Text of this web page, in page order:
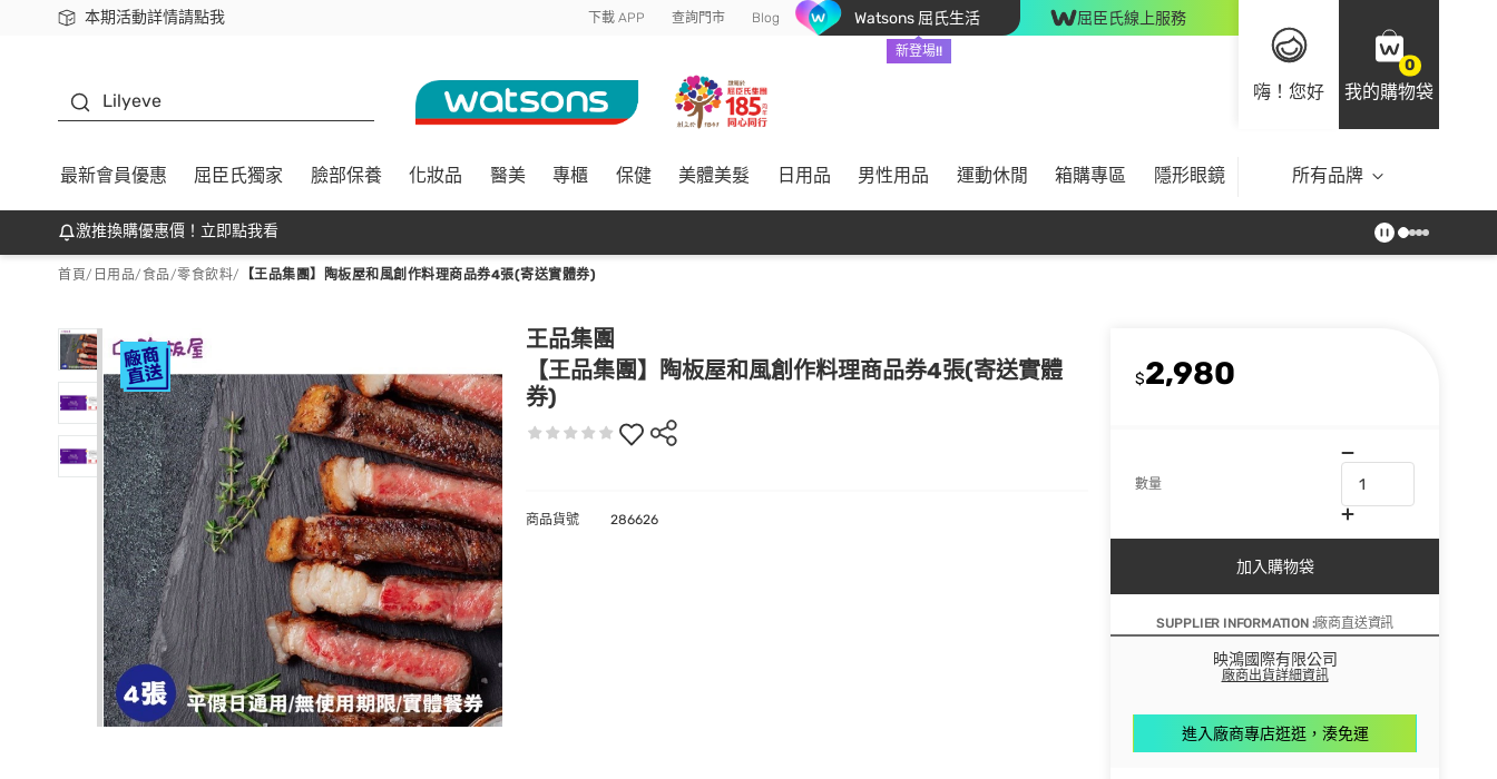
本期活動詳情請點我
下載app最高回饋$350 下載 APP 查詢門市 Blog Watsons 屈氏生活
新登場!!
屈臣氏線上服務
嗨！您好
0
我的購物袋
Lilyeve
最新會員優惠 屈臣氏獨家 臉部保養 化妝品 醫美 專櫃 保健 美體美髮 日用品 男性用品 運動休閒 箱購專區 隱形眼鏡 所有品牌
激推換購優惠價！立即點我看
首頁/ 日用品/食品/零食飲料/ 【王品集團】陶板屋和風創作料理商品券4張(寄送實體券)
王品集團
【王品集團】陶板屋和風創作料理商品券4張(寄送實體
券)
$2,980
數量
加入購物袋
SUPPLIER INFORMATION :廠商直送資訊
映鴻國際有限公司
廠商出貨詳細資訊
進入廠商專店逛逛，湊免運
商品貨號 286626